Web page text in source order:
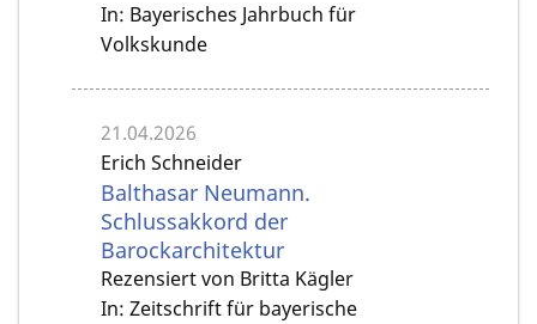
In: Bayerisches Jahrbuch für
Volkskunde
21.04.2026
Erich Schneider
Balthasar Neumann.
Schlussakkord der
Barockarchitektur
Rezensiert von Britta Kägler
In: Zeitschrift für bayerische